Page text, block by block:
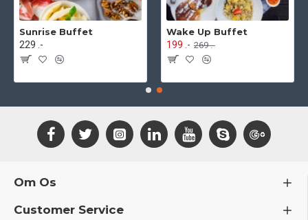
Sunrise Buffet
229 .-
Wake Up Buffet
199 .- 269 .-
Om Os
Customer Service